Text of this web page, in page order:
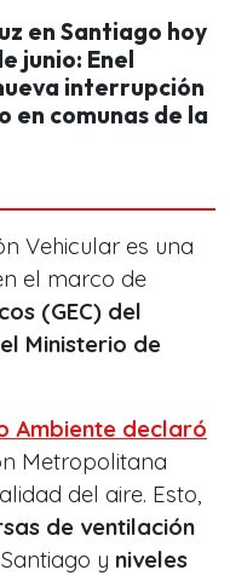
en Santiago hoy
junio: Enel
interrupción
en comunas de la
Vehicular es una
el marco de
(GEC) del
Ministerio de
Ambiente declaró
Metropolitana
del aire. Esto,
de ventilación
y niveles